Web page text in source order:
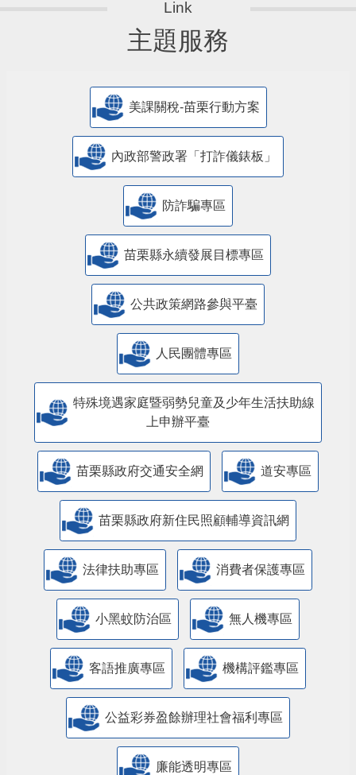
主題服務
美課關稅-苗栗行動方案
內政部警政署「打詐儀錶板」
防詐騙專區
苗栗縣永續發展目標專區
公共政策網路參與平臺
人民團體專區
特殊境遇家庭暨弱勢兒童及少年生活扶助線
上申辦平臺
苗栗縣政府交通安全網 道安專區
苗栗縣政府新住民照顧輔導資訊網
法律扶助專區 消費者保護專區
小黑蚊防治區 無人機專區
客語推廣專區 機構評鑑專區
公益彩券盈餘辦理社會福利專區
廉能透明專區